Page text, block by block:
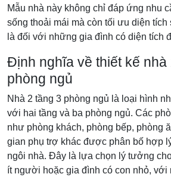
Mẫu nhà này không chỉ đáp ứng nhu
sống thoải mái mà còn tối ưu diện tích
là đối với những gia đình có diện tích
Định nghĩa về thiết kế nhà
phòng ngủ
Nhà 2 tầng 3 phòng ngủ là loại hình
với hai tầng và ba phòng ngủ. Các
như phòng khách, phòng bếp, phòng
gian phụ trợ khác được phân bố hợp
ngôi nhà. Đây là lựa chọn lý tưởng
ít người hoặc gia đình có con nhỏ, với